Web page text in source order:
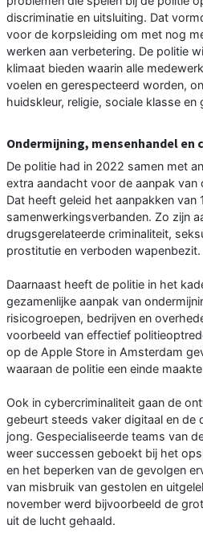
discriminatie en uitsluiting. Dat
voor de korpsleiding om met nog
werken aan verbetering. De politie
klimaat bieden waarin alle
voelen en gerespecteerd worden,
huidskleur, religie, sociale klasse en
Ondermijning, mensenhandel en
De politie had in 2022 samen met
extra aandacht voor de aanpak van
Dat heeft geleid het aanpakken van
samenwerkingsverbanden. Zo zijn
drugsgerelateerde criminaliteit,
prostitutie en verboden wapenbezit.
Daarnaast heeft de politie in het
gezamenlijke aanpak van
risicogroepen, bedrijven en
voorbeeld van effectief
op de Apple Store in Amsterdam
waaraan de politie een einde
Ook in cybercriminaliteit gaan de
gebeurt steeds vaker digitaal en de
jong. Gespecialiseerde teams van
weer successen geboekt bij het
en het beperken van de gevolgen
van misbruik van gestolen en
november werd bijvoorbeeld de
uit de lucht gehaald.